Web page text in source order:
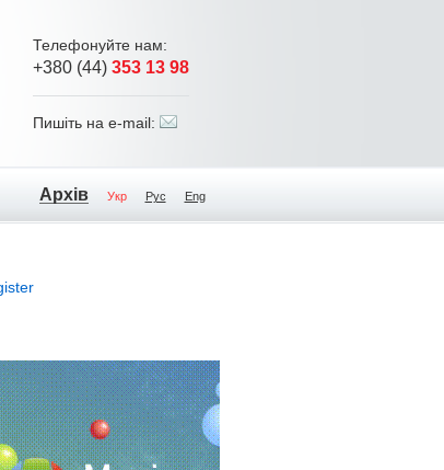
Телефонуйте нам:
+380 (44) 353 13 98
Пишіть на e-mail:
Архів Укр Рус Eng